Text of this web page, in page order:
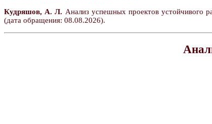
Кудряшов, А. Л. Анализ успешных проектов
(дата обращения: 08.08.2026).